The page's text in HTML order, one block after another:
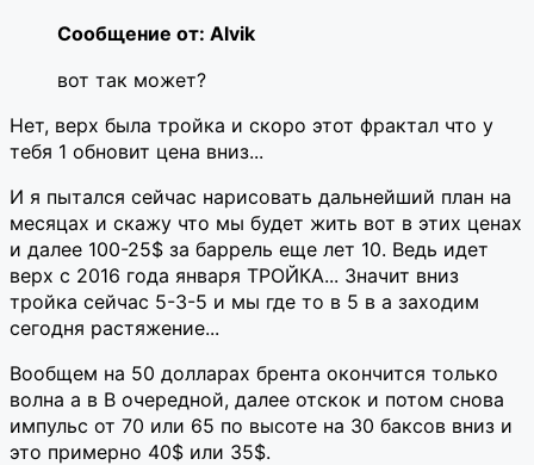
Сообщение от: Alvik
вот так может?
Нет, верх была тройка и скоро этот фрактал что у
тебя 1 обновит цена вниз...
И я пытался сейчас нарисовать дальнейший план на
месяцах и скажу что мы будет жить вот в этих ценах
и далее 100-25$ за баррель еще лет 10. Ведь идет
верх с 2016 года января ТРОЙКА... Значит вниз
тройка сейчас 5-3-5 и мы где то в 5 в а заходим
сегодня растяжение...
Вообщем на 50 долларах брента окончится только
волна а в В очередной, далее отскок и потом снова
импульс от 70 или 65 по высоте на 30 баксов вниз и
это примерно 40$ или 35$.